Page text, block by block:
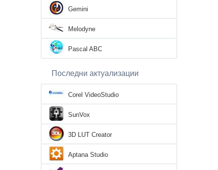
Gemini
Melodyne
Pascal ABC
Последни актуализации
Corel VideoStudio
SunVox
3D LUT Creator
Aptana Studio